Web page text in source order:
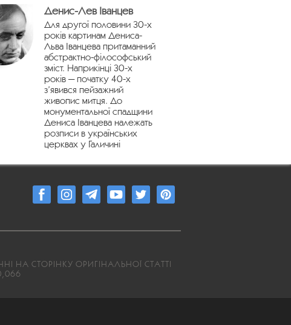
Денис-Лев Іванцев
Для другої половини 30-х
років картинам Дениса-
Льва Іванцева притаманний
абстрактно-філософський
зміст. Наприкінці 30-х
років — початку 40-х
з’явився пейзажний
живопис митця. До
монументальної спадщини
Дениса Іванцева належать
розписи в українських
церквах у Галичині
НА СТОРІНКУ ОРИГІНАЛЬНОЇ СТАТТІ